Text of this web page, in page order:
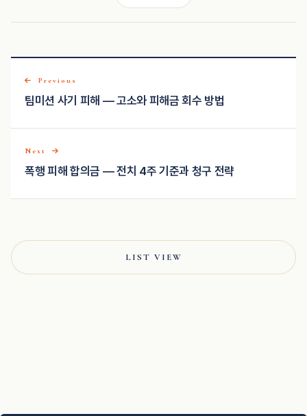
Previous
팀미션 사기 피해 — 고소와 피해금 회수 방법
Next
폭행 피해 합의금 — 전치 4주 기준과 청구 전략
LIST VIEW